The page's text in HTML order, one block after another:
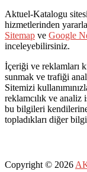
Aktuel-Katalogu sitesi
hizmetlerinden
Sitemap ve Google
inceleyebilirsiniz.
İçeriği ve reklamları
sunmak ve trafiği
Sitemizi
reklamcılık ve analiz
bu bilgileri
topladıkları diğer
Copyright © 2026